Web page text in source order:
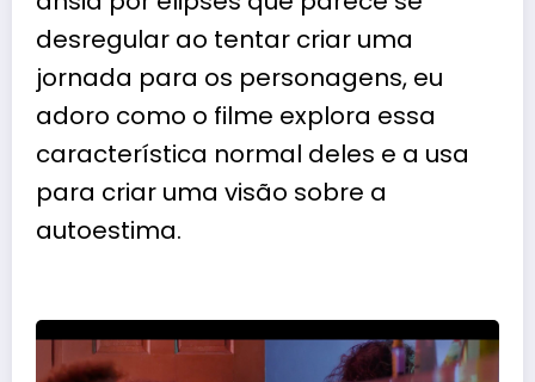
desregular ao tentar criar uma
jornada para os personagens, eu
adoro como o filme explora essa
característica normal deles e a usa
para criar uma visão sobre a
autoestima.